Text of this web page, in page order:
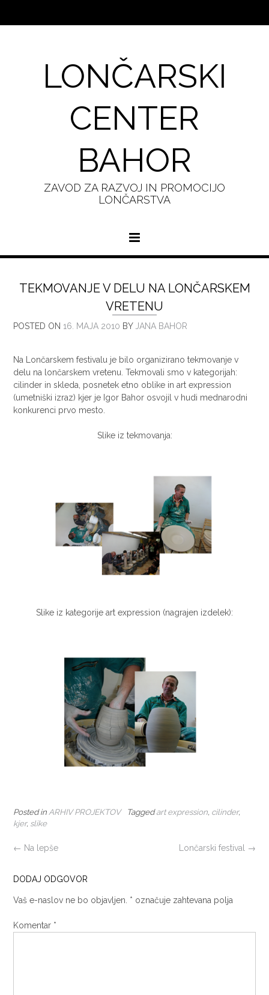
LONČARSKI
CENTER
BAHOR
ZAVOD ZA RAZVOJ IN PROMOCIJO
LONČARSTVA
TEKMOVANJE V DELU NA LONČARSKEM
VRETENU
POSTED ON 16. MAJA 2010 BY JANA BAHOR
Na Lončarskem festivalu je bilo organizirano tekmovanje v
delu na lončarskem vretenu. Tekmovali smo v kategorijah:
cilinder in skleda, posnetek etno oblike in art expression
(umetniški izraz) kjer je Igor Bahor osvojil v hudi mednarodni
konkurenci prvo mesto.
Slike iz tekmovanja:
Slike iz kategorije art expression (nagrajen izdelek):
Posted in ARHIV PROJEKTOV Taggedart expression, cilinder,
kjer, slike
POST
Lončarski festival →
← Na lepše
DODAJ ODGOVOR
Vaš e-naslov ne bo objavljen. * označuje zahtevana polja
Komentar *